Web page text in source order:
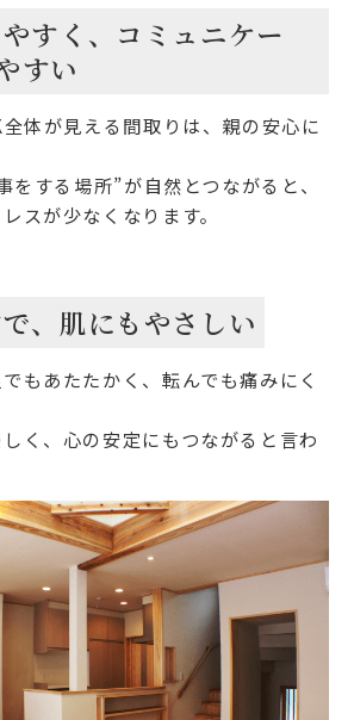
すく、コミュニケー
すい
体が見える間取りは、親の安心に
をする場所”が自然とつながると、
スが少なくなります。
、肌にもやさしい
もあたたかく、転んでも痛みにく
く、心の安定にもつながると言わ